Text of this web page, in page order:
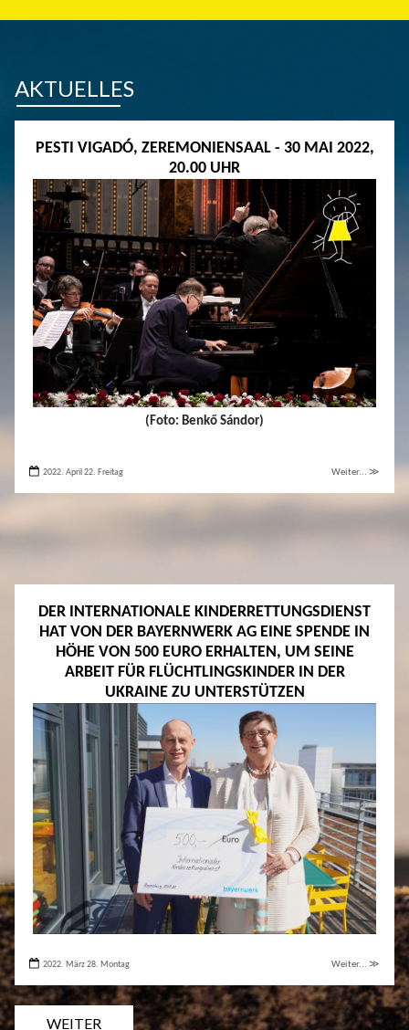
AKTUELLES
PESTI VIGADÓ, ZEREMONIENSAAL - 30 MAI 2022,
20.00 UHR
(Foto: Benkő Sándor)
2022. April 22. Freitag Weiter... ≫
DER INTERNATIONALE KINDERRETTUNGSDIENST
HAT VON DER BAYERNWERK AG EINE SPENDE IN
HÖHE VON 500 EURO ERHALTEN, UM SEINE
ARBEIT FÜR FLÜCHTLINGSKINDER IN DER
UKRAINE ZU UNTERSTÜTZEN
2022. März 28. Montag Weiter... ≫
WEITER